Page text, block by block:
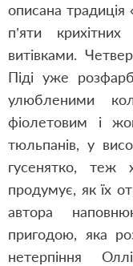
описана традиція
п’яти
витівками.
Піді уже
улюбленими
фіолетовим і
тюльпанів, у
гусенятко, теж
продумує, як їх
автора
пригодою, яка
нетерпіння